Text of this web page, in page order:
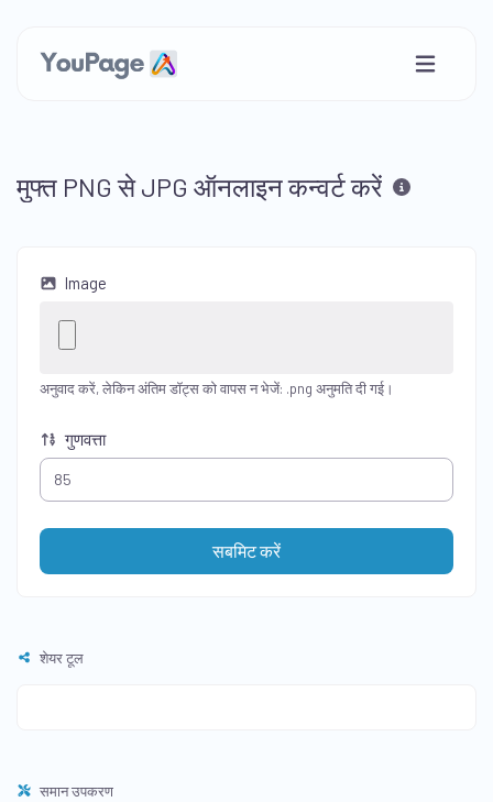
मुफ्त PNG से JPG ऑनलाइन कन्वर्ट करें
Image
अनुवाद करें, लेकिन अंतिम डॉट्स को वापस न भेजें: .png अनुमति दी गई।
गुणवत्ता
सबमिट करें
शेयर टूल
समान उपकरण